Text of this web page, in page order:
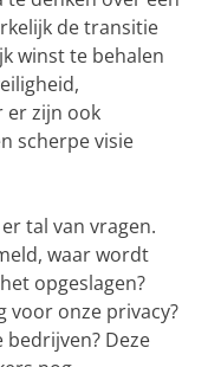
de transitie
winst te behalen
er zijn ook
scherpe visie
tal van vragen.
waar wordt
opgeslagen?
voor onze privacy?
Deze